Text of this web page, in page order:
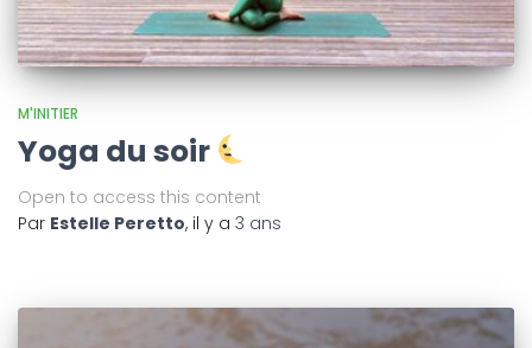
M'INITIER
Yoga du soir
Open to access this content
Par Estelle Peretto, il y a 3 ans